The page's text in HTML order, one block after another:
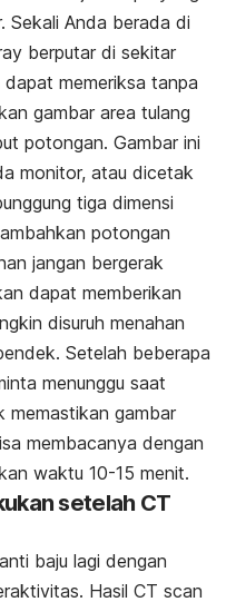
Sekali Anda berada di
berputar di sekitar
dapat memeriksa tanpa
gambar area tulang
potongan. Gambar ini
monitor, atau dicetak
tiga dimensi
potongan
jangan bergerak
dapat memberikan
disuruh menahan
Setelah beberapa
menunggu saat
memastikan gambar
membacanya dengan
waktu 10-15 menit.
setelah CT
baju lagi dengan
Hasil CT scan